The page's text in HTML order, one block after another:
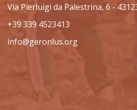
Via Pierluigi da Palestrina, 6 -
+39 339 4523413
info@geronlus.org